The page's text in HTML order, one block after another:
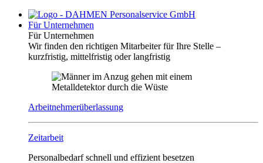
Für Unternehmen
Für Unternehmen
Wir finden den richtigen Mitarbeiter für Ihre Stelle –
kurzfristig, mittelfristig oder langfristig
Arbeitnehmerüberlassung
Zeitarbeit
Personalbedarf schnell und effizient besetzen